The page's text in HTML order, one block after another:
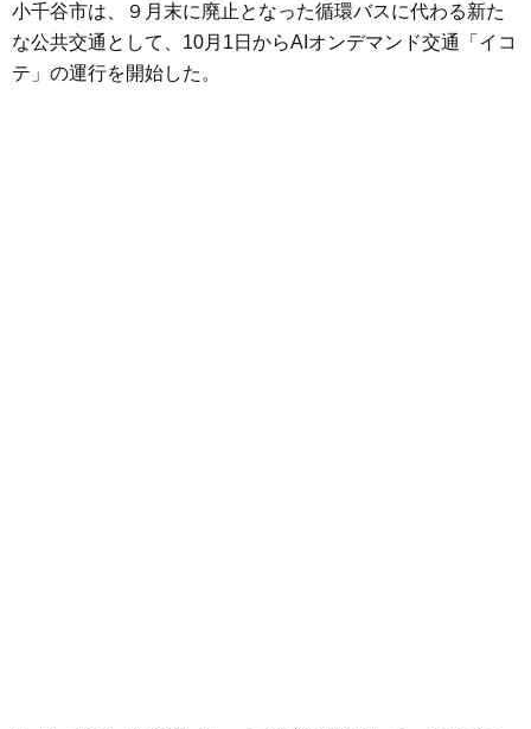
小千谷市は、９月末に廃止となった循環バスに代わる新た
な公共交通として、10月1日からAIオンデマンド交通「イコ
テ」の運行を開始した。